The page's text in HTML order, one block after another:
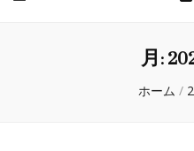
月:
ホーム /